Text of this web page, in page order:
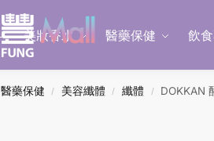
美妝香水 醫藥保健 飲
醫藥保健 / 美容纖體 / 纖體 / DOKKAN